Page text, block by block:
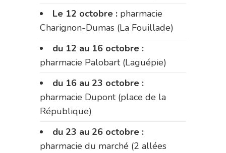
Le 12 octobre : pharmacie
Charignon-Dumas (La Fouillade)
du 12 au 16 octobre :
pharmacie Palobart (Laguépie)
du 16 au 23 octobre :
pharmacie Dupont (place de la
République)
du 23 au 26 octobre :
pharmacie du marché (2 allées